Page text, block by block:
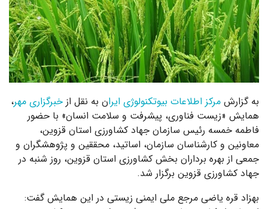
به گزارش مرکز اطلاعات بیوتکنولوژی ایران به نقل از خبرگزاری مهر،
همایش «زیست فناوری، پیشرفت و سلامت انسان» با حضور
فاطمه خمسه رئیس سازمان جهاد کشاورزی استان قزوین،
معاونین و کارشناسان سازمان، اساتید، محققین و پژوهشگران و
جمعی از بهره برداران بخش کشاورزی استان قزوین، روز شنبه در
جهاد کشاورزی قزوین برگزار شد.
بهزاد قره یاضی مرجع ملی ایمنی زیستی در این همایش گفت: